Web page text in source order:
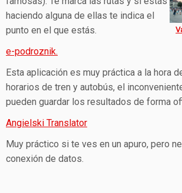
haciendo alguna de ellas te indica el
punto en el que estás.
e-podroznik.
Esta aplicación es muy práctica a la hora
horarios de tren y autobús, el
pueden guardar los resultados de forma
Angielski Translator
Muy práctico si te ves en un apuro, pero
conexión de datos.